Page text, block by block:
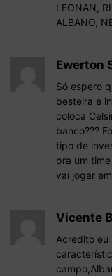
LEONAN,
ALBANO,
Ewerton
Só espero
besteira e
coloca
banco???
tipo de
pra um
vai jogar
Vicente
Acredito eu